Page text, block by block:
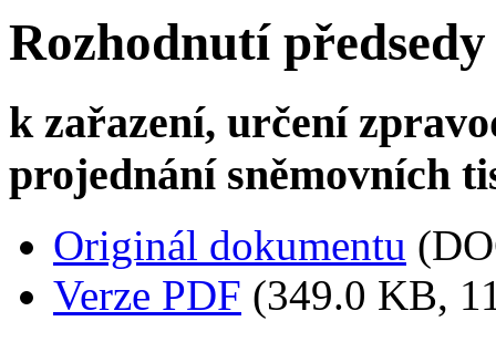
Rozhodnutí předsedy
k zařazení, určení
projednání sněmovních
Originál dokumentu
Verze PDF (349.0 KB,